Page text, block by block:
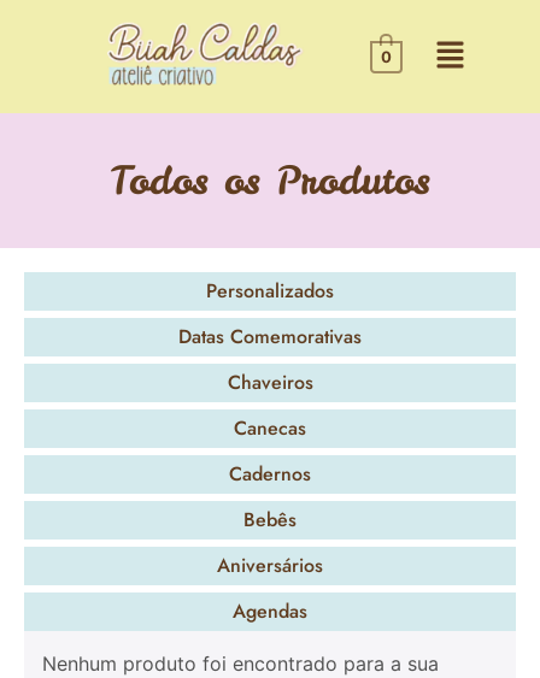
0
Todos os Produtos
Personalizados
Datas Comemorativas
Chaveiros
Canecas
Cadernos
Bebês
Aniversários
Agendas
Nenhum produto foi encontrado para a sua